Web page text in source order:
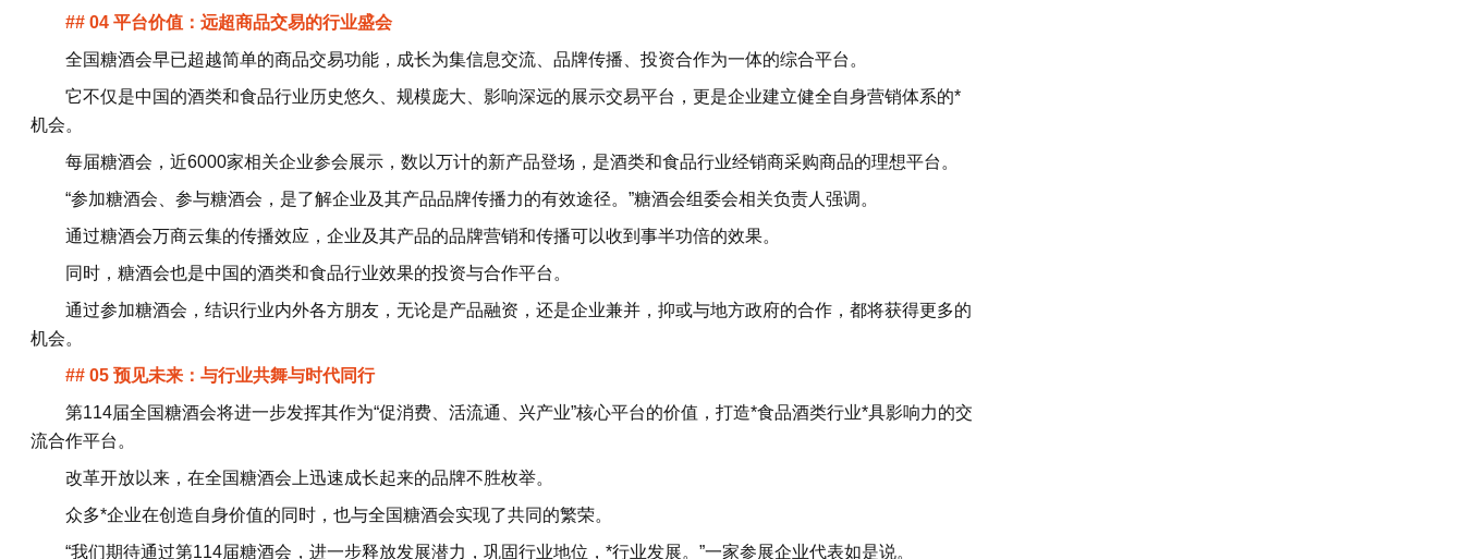
## 04 平台价值：远超商品交易的行业盛会
全国糖酒会早已超越简单的商品交易功能，成长为集信息交流、品牌传播、投资合作为一体的综合平台。
它不仅是中国的酒类和食品行业历史悠久、规模庞大、影响深远的展示交易平台，更是企业建立健全自身营销体系的*
机会。
每届糖酒会，近6000家相关企业参会展示，数以万计的新产品登场，是酒类和食品行业经销商采购商品的理想平台。
“参加糖酒会、参与糖酒会，是了解企业及其产品品牌传播力的有效途径。”糖酒会组委会相关负责人强调。
通过糖酒会万商云集的传播效应，企业及其产品的品牌营销和传播可以收到事半功倍的效果。
同时，糖酒会也是中国的酒类和食品行业效果的投资与合作平台。
通过参加糖酒会，结识行业内外各方朋友，无论是产品融资，还是企业兼并，抑或与地方政府的合作，都将获得更多的
机会。
## 05 预见未来：与行业共舞与时代同行
第114届全国糖酒会将进一步发挥其作为“促消费、活流通、兴产业”核心平台的价值，打造*食品酒类行业*具影响力的交
流合作平台。
改革开放以来，在全国糖酒会上迅速成长起来的品牌不胜枚举。
众多*企业在创造自身价值的同时，也与全国糖酒会实现了共同的繁荣。
“我们期待通过第114届糖酒会，进一步释放发展潜力，巩固行业地位，*行业发展。”一家参展企业代表如是说。